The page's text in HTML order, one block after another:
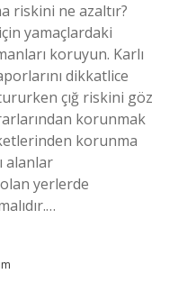
riskini ne azaltır?
yamaçlardaki
koruyun. Karlı
dikkatlice
çığ riskini göz
korunmak
korunma
alanlar
olan yerlerde